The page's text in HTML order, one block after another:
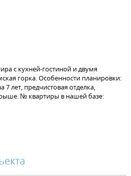
с кухней-гостиной и двумя
горка. Особенности планировки:
7 лет, предчистовая отделка,
№ квартиры в нашей базе: